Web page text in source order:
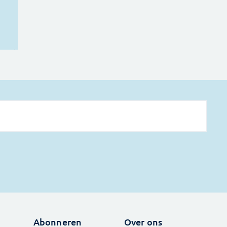
Abonneren Over ons